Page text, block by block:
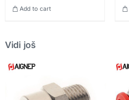
Add to cart
Vidi još